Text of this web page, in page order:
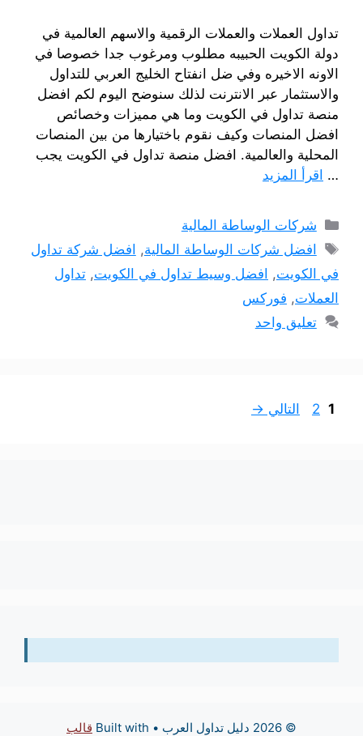
تداول العملات والعملات الرقمية والاسهم العالمية في
دولة الكويت الحبيبه مطلوب ومرغوب جدا خصوصا في
الاونه الاخيره وفي ضل انفتاح الخليج العربي للتداول
والاستثمار عبر الانترنت لذلك سنوضح اليوم لكم افضل
منصة تداول في الكويت وما هي مميزات وخصائص
افضل المنصات وكيف نقوم باختيارها من بين المنصات
المحلية والعالمية. افضل منصة تداول في الكويت يجب
… اقرأ المزيد
التصنيفات
شركات الوساطة المالية
الوسوم
افضل شركات الوساطة المالية, افضل شركة تداول
في الكويت, افضل وسيط تداول في الكويت, تداول
العملات, فوركس
تعليق واحد
Page
1
Page
2 التالي →
© 2026 دليل تداول العرب • Built with قالب